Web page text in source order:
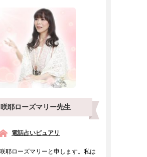
咲耶ローズマリー先生
電話占いピュアリ
耶ローズマリーと申します。私は